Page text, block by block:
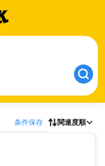
条件保存 関連度順